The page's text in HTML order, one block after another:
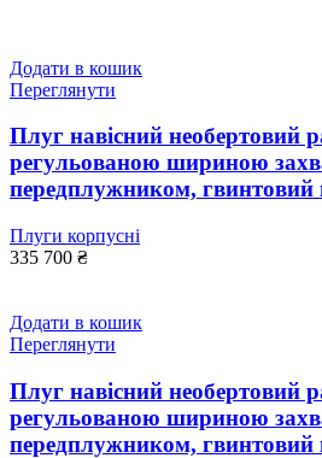
Додати в кошик
Переглянути
Плуг навісний необертовий
регульованою шириною
передплужником,
Плуги корпусні
335 700 ₴
Додати в кошик
Переглянути
Плуг навісний необертовий
регульованою шириною
передплужником,